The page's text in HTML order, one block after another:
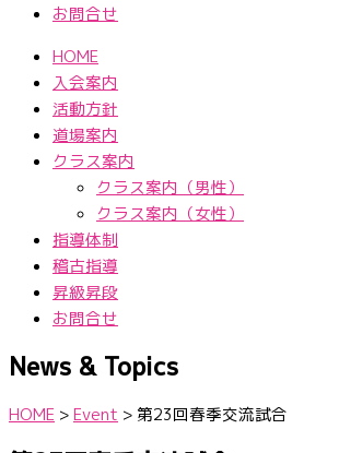
お問合せ
HOME
入会案内
活動方針
道場案内
クラス案内
クラス案内（男性）
クラス案内（女性）
指導体制
稽古指導
昇級昇段
お問合せ
News & Topics
HOME >Event > 第23回春季交流試合